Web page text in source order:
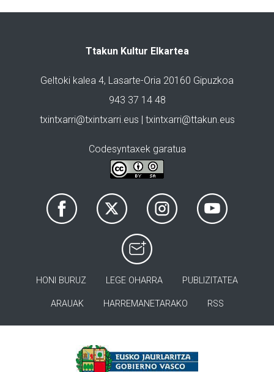
Ttakun Kultur Elkartea
Geltoki kalea 4, Lasarte-Oria 20160 Gipuzkoa
943 37 14 48
txintxarri@txintxarri.eus | txintxarri@ttakun.eus
Codesyntaxek garatua
HONI BURUZ LEGE OHARRA PUBLIZITATEA
ARAUAK HARREMANETARAKO RSS